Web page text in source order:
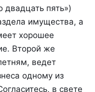
двадцать пять»)
имущества, а
хорошее
Второй же
ведет
одному из
в свете